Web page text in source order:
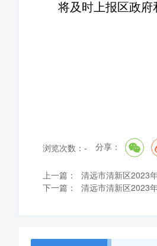
将及时上报区政府
清远
浏览次数： - 分享：
上一篇：
清远市清新区2023
下一篇：
清远市清新区2023